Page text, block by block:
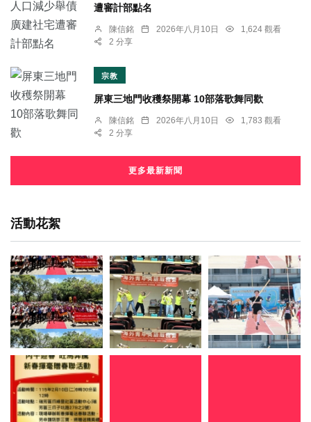
遭審計部點名
陳信銘 2026年八月10日
1,624 觀看
2 分享
宗教
屏東三地門收穫祭開幕 10部落歌舞同歡
陳信銘 2026年八月10日
1,783 觀看
2 分享
更多最新新聞
活動花絮